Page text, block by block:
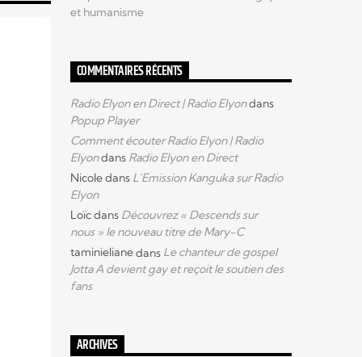
et humanisme
COMMENTAIRES RÉCENTS
Radio Elyon en Direct | Radio Elyondans
Popup Player
Comment écouter Radio Elyon | Radio
Elyondans Radio Elyon en Direct
Nicoledans L’Emission Kanguka sur Radio
Elyon
Loïcdans Découvrez « Descends sur
nous » le nouveau titre de Mary-C
taminielianedans Le chanteur de gospel
Jotta A devient gay et reçoit le soutien des
fans
ARCHIVES